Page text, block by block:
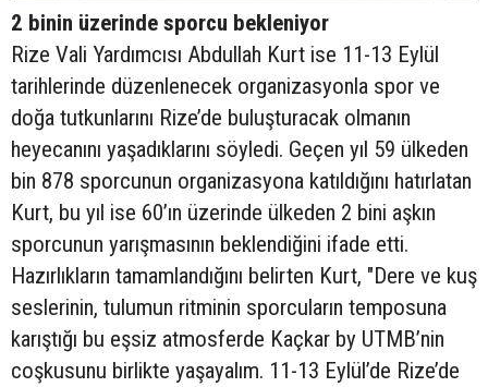
2 binin üzerinde sporcu bekleniyor
Rize Vali Yardımcısı Abdullah Kurt ise 11-13 Eylül
tarihlerinde düzenlenecek organizasyonla spor ve
doğa tutkunlarını Rize’de buluşturacak olmanın
heyecanını yaşadıklarını söyledi. Geçen yıl 59 ülkeden
bin 878 sporcunun organizasyona katıldığını hatırlatan
Kurt, bu yıl ise 60’ın üzerinde ülkeden 2 bini aşkın
sporcunun yarışmasının beklendiğini ifade etti.
Hazırlıkların tamamlandığını belirten Kurt, "Dere ve kuş
seslerinin, tulumun ritminin sporcuların temposuna
karıştığı bu eşsiz atmosferde Kaçkar by UTMB’nin
coşkusunu birlikte yaşayalım. 11-13 Eylül’de Rize’de